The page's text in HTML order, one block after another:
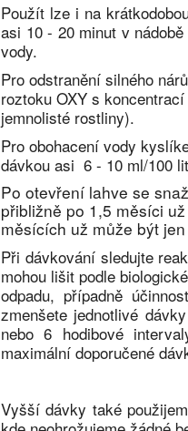
Použít lze i na
asi 10 - 20 minut v
vody.
Pro odstranění silného
roztoku OXY s
jemnolisté rostliny).
Pro obohacení vody
dávkou asi 6 - 10 ml/100
Po otevření lahve se
přibližně po 1,5 měsíci
měsících už může být
Při dávkování sledujte
mohou lišit podle
odpadu, případně
zmenšete jednotlivé
nebo 6 hodibové
maximální doporučené
Vyšší dávky také